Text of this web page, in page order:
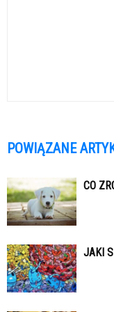
POWIĄZANE
CO
JAKI